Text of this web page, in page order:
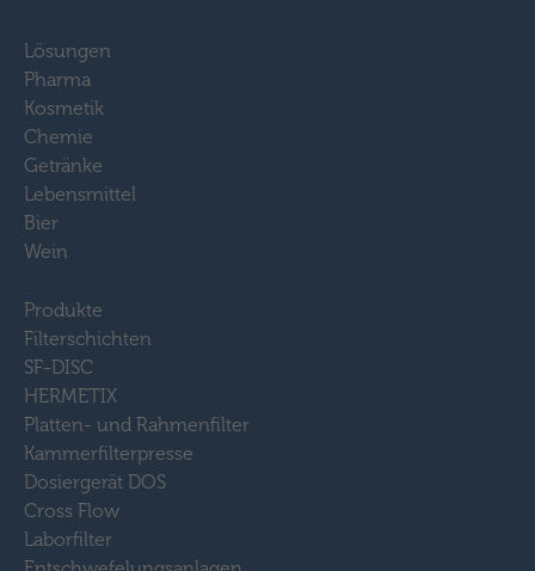
Lösungen
Pharma
Kosmetik
Chemie
Getränke
Lebensmittel
Bier
Wein
Produkte
Filterschichten
SF-DISC
HERMETIX
Platten- und Rahmenfilter
Kammerfilterpresse
Dosiergerät DOS
Cross Flow
Laborfilter